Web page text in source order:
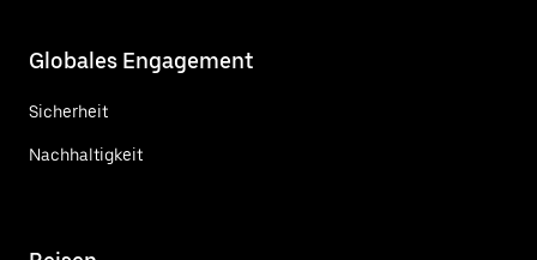
Globales Engagement
Sicherheit
Nachhaltigkeit